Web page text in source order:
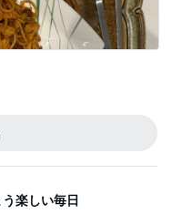
楽しい毎日